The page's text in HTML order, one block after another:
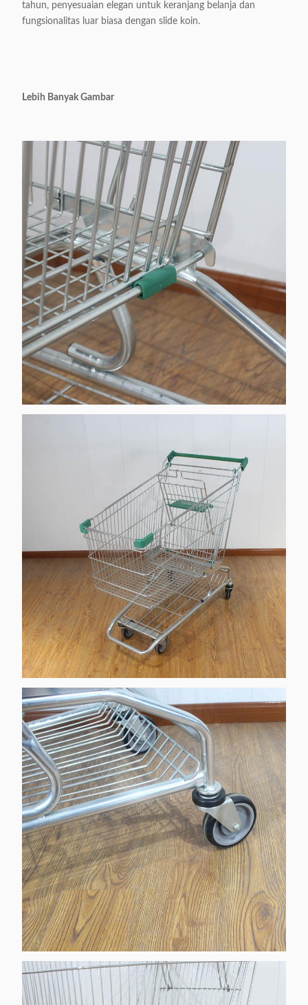
tahun, penyesuaian elegan untuk keranjang belanja dan
fungsionalitas luar biasa dengan slide koin.
Lebih Banyak Gambar